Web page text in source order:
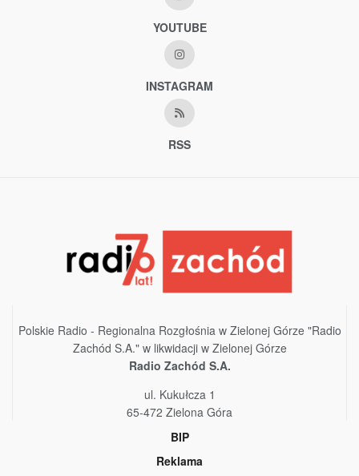
YOUTUBE
INSTAGRAM
RSS
Polskie Radio - Regionalna Rozgłośnia w Zielonej Górze "Radio
Zachód S.A." w likwidacji w Zielonej Górze
Radio Zachód S.A.
ul. Kukułcza 1
65-472 Zielona Góra
BIP
Reklama